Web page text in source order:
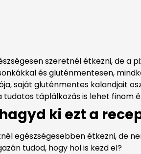
szeretnél étkezni, de a
és gluténmentesen,
saját gluténmentes kalandjait
tudatos táplálkozás is lehet finom
ki ezt a
egészségesebben étkezni, de
tudod, hogy hol is kezd el?